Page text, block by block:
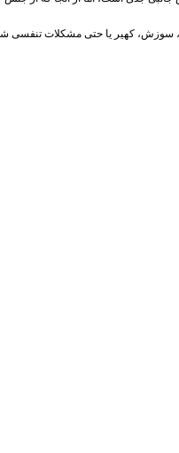
کهیر یا حتی مشکلات تنفسی